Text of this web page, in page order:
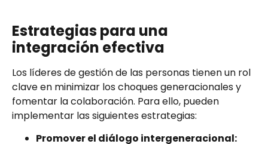
Estrategias para una
integración efectiva
Los líderes de gestión de las personas tienen un rol
clave en minimizar los choques generacionales y
fomentar la colaboración. Para ello, pueden
implementar las siguientes estrategias:
Promover el diálogo intergeneracional: